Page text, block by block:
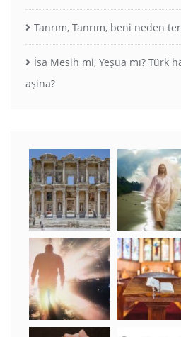
Tanrım, Tanrım, beni neden
İsa Mesih mi, Yeşua mı? Türk
aşina?